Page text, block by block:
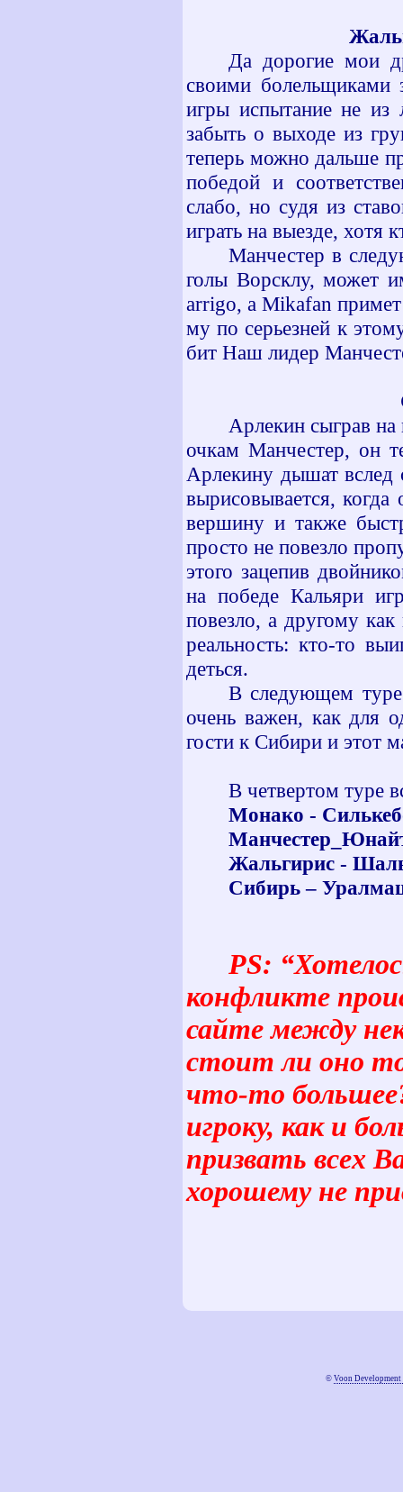
Да дорогие мои
своими болельщиками
игры испытание не из
забыть о выходе из
теперь можно дальше
победой и
слабо, но судя из
играть на выезде, хотя
Манчестер в
голы Ворсклу, может
arrigo, а Mikafan
му по серьезней к
бит Наш лидер
Арлекин сыграв на
очкам Манчестер, он
Арлекину дышат вслед
вырисовывается,
вершину и также
просто не повезло
этого зацепив
на победе Кальяри
повезло, а другому как
реальность: кто-то
деться.
В следующем туре
очень важен, как для
гости к Сибири и этот
В четвертом туре
Монако -
Жальгирис -
Сибирь –
PS:
конфликте
сайте между
стоит ли оно
что-то
игроку, как и
призвать всех
хорошему не
© Voon Development